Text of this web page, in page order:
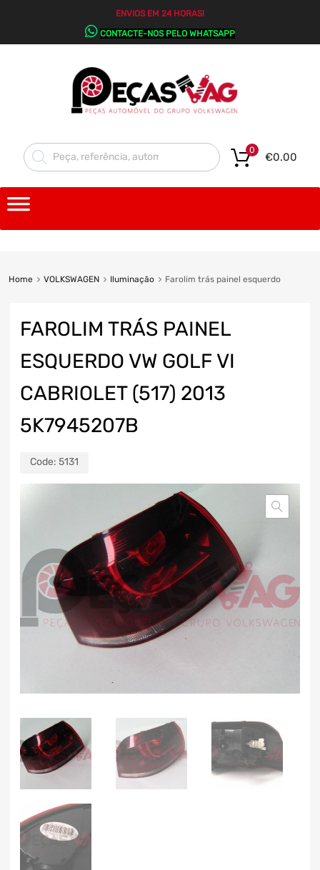
ENVIOS EM 24 HORAS!
CONTACTE-NOS PELO WHATSAPP
€0.00
0
Home VOLKSWAGEN Iluminação Farolim trás painel esquerdo
FAROLIM TRÁS PAINEL
ESQUERDO VW GOLF VI
CABRIOLET (517) 2013
5K7945207B
Code: 5131